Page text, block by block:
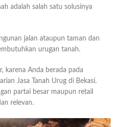
adalah salah satu solusinya
jalan ataupun taman dan
urugan tanah.
karena Anda berada pada
Jasa Tanah Urug di Bekasi.
partai besar maupun retail
relevan.